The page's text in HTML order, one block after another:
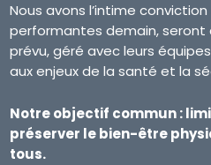
Nous avons l’intime
performantes demain, seront
prévu, géré avec leurs
aux enjeux de la santé et la
Notre objectif commun :
préserver le bien-être
tous.